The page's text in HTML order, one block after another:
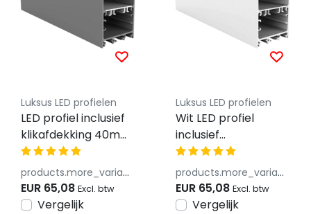
Luksus LED profielen
LED profiel inclusief
klikafdekking 40mm
x 50mm - XL340ALU
products.more_variants_available
EUR 65,08 Excl. btw
Vergelijk
Luksus LED profielen
Wit LED profiel
inclusief
klikafdekking 40mm
x 50mm - XL340WITproducts.more_variants_available
EUR 65,08 Excl. btw
Vergelijk